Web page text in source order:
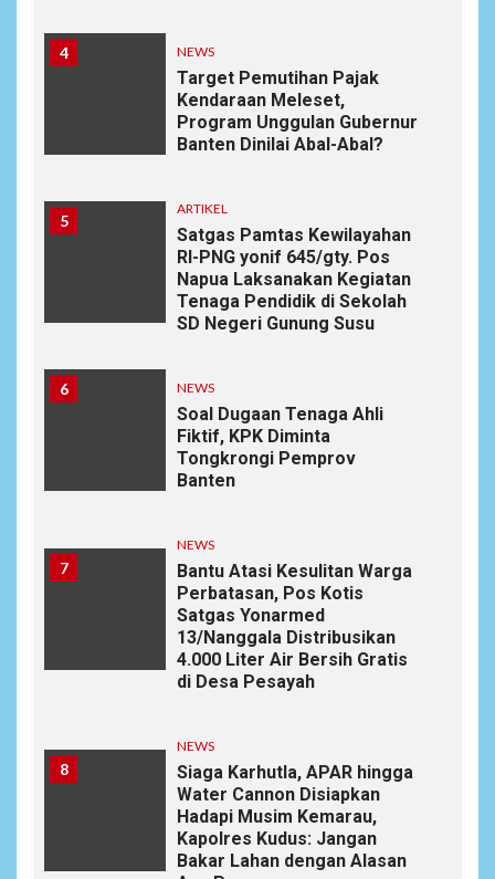
4 NEWS
Target Pemutihan Pajak
Kendaraan Meleset,
Program Unggulan Gubernur
Banten Dinilai Abal-Abal?
5
ARTIKEL
Satgas Pamtas Kewilayahan
RI-PNG yonif 645/gty. Pos
Napua Laksanakan Kegiatan
Tenaga Pendidik di Sekolah
SD Negeri Gunung Susu
6 NEWS
Soal Dugaan Tenaga Ahli
Fiktif, KPK Diminta
Tongkrongi Pemprov
Banten
7
NEWS
Bantu Atasi Kesulitan Warga
Perbatasan, Pos Kotis
Satgas Yonarmed
13/Nanggala Distribusikan
4.000 Liter Air Bersih Gratis
di Desa Pesayah
8
NEWS
Siaga Karhutla, APAR hingga
Water Cannon Disiapkan
Hadapi Musim Kemarau,
Kapolres Kudus: Jangan
Bakar Lahan dengan Alasan